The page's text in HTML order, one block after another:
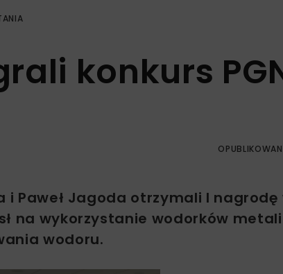
konkurs
i Paweł Jagoda otrzymali I
na wykorzystanie wodorków metali
wodoru.